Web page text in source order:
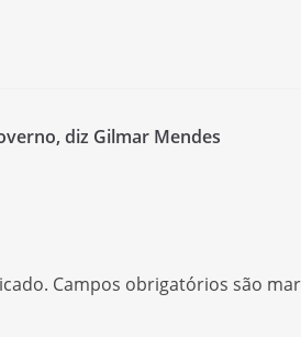
diz Gilmar Mendes
Campos obrigatórios são